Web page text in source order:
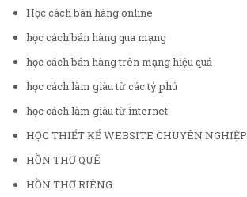
Học cách bán hàng online
học cách bán hàng qua mạng
học cách bán hàng trên mạng hiệu quả
học cách làm giàu từ các tỷ phú
học cách làm giàu từ internet
HỌC THIẾT KẾ WEBSITE CHUYÊN NGHIỆP
HỒN THƠ QUÊ
HỒN THƠ RIÊNG